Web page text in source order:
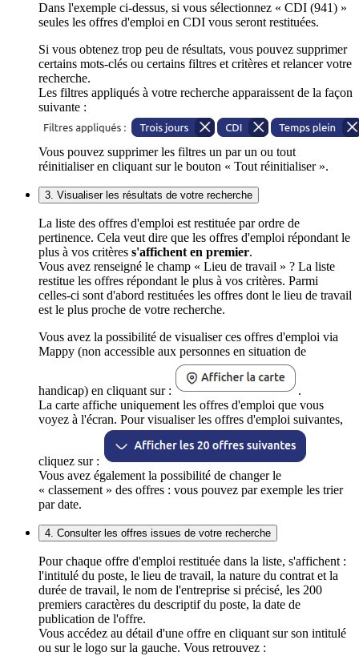
Dans l'exemple ci-dessus, si vous sélectionnez « CDI (941) »
seules les offres d'emploi en CDI vous seront restituées.
Si vous obtenez trop peu de résultats, vous pouvez supprimer
certains mots-clés ou certains filtres et critères et relancer votre
recherche.
Les filtres appliqués à votre recherche apparaissent de la façon
suivante :
Vous pouvez supprimer les filtres un par un ou tout
réinitialiser en cliquant sur le bouton « Tout réinitialiser ».
3. Visualiser les résultats de votre recherche
La liste des offres d'emploi est restituée par ordre de
pertinence. Cela veut dire que les offres d'emploi répondant le
plus à vos critères s'affichent en premier.
Vous avez renseigné le champ « Lieu de travail » ? La liste
restitue les offres répondant le plus à vos critères. Parmi
celles-ci sont d'abord restituées les offres dont le lieu de travail
est le plus proche de votre recherche.
Vous avez la possibilité de visualiser ces offres d'emploi via
Mappy (non accessible aux personnes en situation de
handicap) en cliquant sur :
.
La carte affiche uniquement les offres d'emploi que vous
voyez à l'écran. Pour visualiser les offres d'emploi suivantes,
cliquez sur :
Vous avez également la possibilité de changer le
« classement » des offres : vous pouvez par exemple les trier
par date.
4. Consulter les offres issues de votre recherche
Pour chaque offre d'emploi restituée dans la liste, s'affichent :
l'intitulé du poste, le lieu de travail, la nature du contrat et la
durée de travail, le nom de l'entreprise si précisé, les 200
premiers caractères du descriptif du poste, la date de
publication de l'offre.
Vous accédez au détail d'une offre en cliquant sur son intitulé
ou sur le logo sur la gauche. Vous retrouvez :